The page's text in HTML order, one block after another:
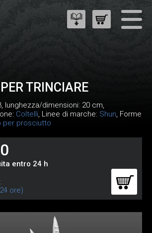
TRINCIARE
, lunghezza/dimensioni: 20 cm,
Coltelli, Linee di marche: Shun, Forme
per prosciutto
entro 24 h
ore)